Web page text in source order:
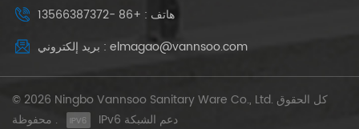
هاتف : +86 -13566387372
بريد إلكتروني : elmagao@vannsoo.com
© 2026 Ningbo Vannsoo Sanitary Ware Co., Ltd. كل الحقوق
محفوظة .
IPv6 دعم الشبكة